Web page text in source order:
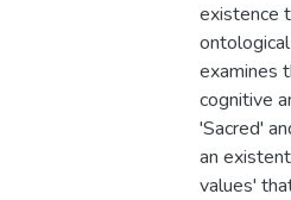
existence
examines
cognitive
'Sacred'
an
values'